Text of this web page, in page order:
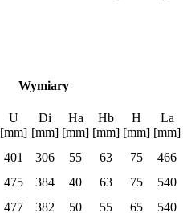
Wymiary
U
[mm]
Di
[mm]
Ha
[mm]
Hb
[mm]
H
[mm]
La
[mm]
401 306 55 63 75
466
475 384 40 63 75
540
477 382 50 55 65
540